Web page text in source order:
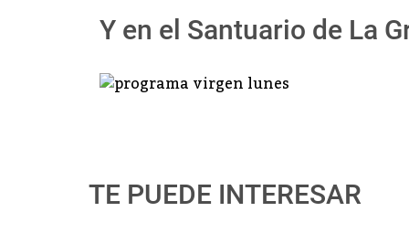
Y en el Santuario de La
TE PUEDE INTERESAR